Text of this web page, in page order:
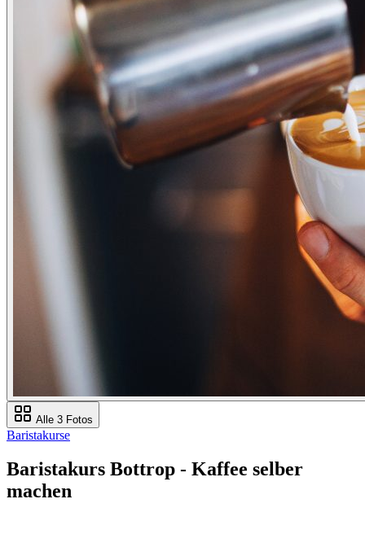
Alle 3 Fotos
Baristakurse
Baristakurs Bottrop - Kaffee selber
machen